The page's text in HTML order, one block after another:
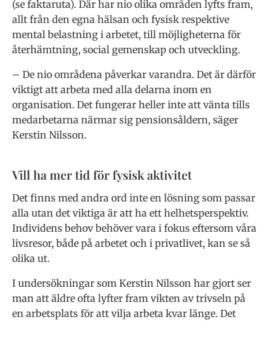
(se faktaruta). Där har nio olika om­råden lyfts fram,
allt från den egna häl­san och fysisk respektive
mental belast­ning i arbetet, till möjligheterna för
åter­hämtning, social gemenskap och utveckling.
– De nio områdena påver­kar varandra. Det är därför
viktigt att arbeta med alla de­larna inom en
organisation. Det fungerar heller inte att vänta tills
medarbetarna när­mar sig pensionsåldern, säger
Kerstin Nilsson.
Vill ha mer tid för fysisk aktivitet
Det finns med andra ord inte en lösning som passar
alla utan det vik­tiga är att ha ett helhetsperspektiv.
Indi­videns behov behöver vara i fokus efter­som våra
livsresor, både på arbetet och i privatlivet, kan se så
olika ut.
I undersökningar som Kerstin Nilsson har gjort ser
man att äldre ofta lyfter fram vikten av trivseln på
en arbetsplats för att vilja arbeta kvar länge. Det